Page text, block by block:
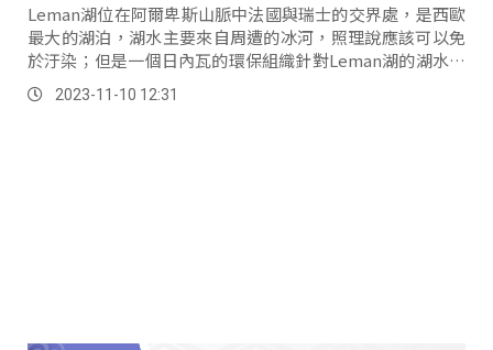
Leman湖位在阿爾卑斯山脈中法國與瑞士的交界處，是西歐
最大的湖泊，湖水主要來自周遭的冰河，照理說應該可以免
於汙染；但是一個日內瓦的環保組織針對Leman湖的湖水檢
測結果顯示，湖中的塑膠微粒汙染竟然與海洋接近。
2023-11-10 12:31